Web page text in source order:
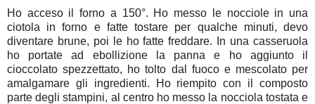
Ho acceso il forno a 150°. Ho messo le nocciole in una
ciotola in forno e fatte tostare per qualche minuti, devo
diventare brune, poi le ho fatte freddare. In una casseruola
ho portate ad ebollizione la panna e ho aggiunto il
cioccolato spezzettato, ho tolto dal fuoco e mescolato per
amalgamare gli ingredienti. Ho riempito con il composto
parte degli stampini, al centro ho messo la nocciola tostata e